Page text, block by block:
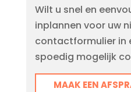
Wilt u snel en
inplannen voor uw
contactformulier in
spoedig mogelijk
MAAK EEN